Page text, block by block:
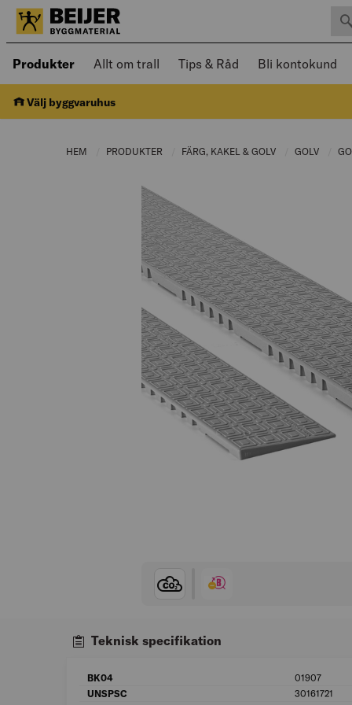
Produkter Öppnad meny kan navigeras med
Allt om trall Tips & Råd Bli kontokund
Välj byggvaruhus
HEM PRODUKTER CURRENT PAGE:
FÄRG, KAKEL & GOLV CURRENT PAGE:
GOLV
Teknisk specifikation
BK04 01907
UNSPSC
30161721